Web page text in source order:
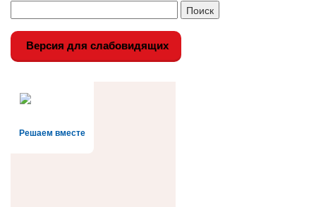
Версия для слабовидящих
Решаем вместе